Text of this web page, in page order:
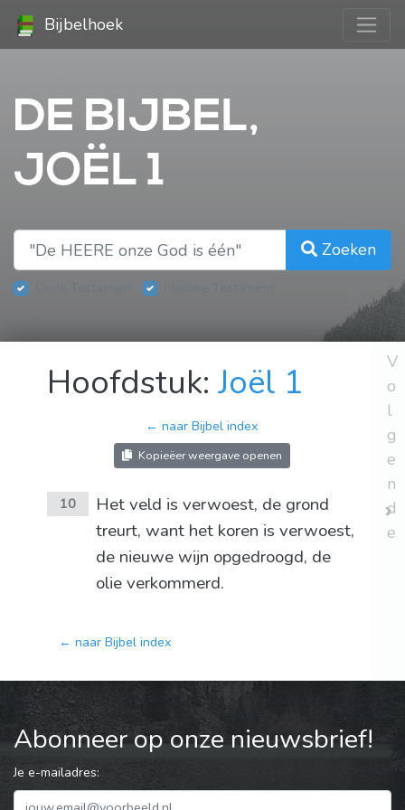
Bijbelhoek
DE BIJBEL,
JOËL 1
Zoeken
Hoofdstuk:Joël 1
← naar Bijbel index
Kopieëer weergave openen
10
Het veld is verwoest, de grond
treurt, want het koren is verwoest,
de nieuwe wijn opgedroogd, de
olie verkommerd.
← naar Bijbel index
V
o
l
g
e
n
d
e
Abonneer op onze nieuwsbrief!
Je e-mailadres: